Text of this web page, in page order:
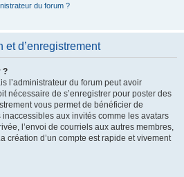
du forum ?
et d’enregistrement
?
l’administrateur du forum peut avoir
nécessaire de s’enregistrer pour poster des
vous permet de bénéficier de
aux invités comme les avatars
l’envoi de courriels aux autres membres,
création d’un compte est rapide et vivement